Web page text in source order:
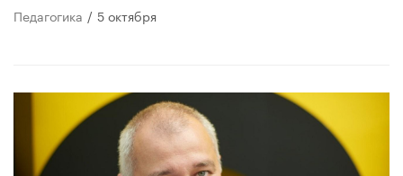
Педагогика / 5 октября